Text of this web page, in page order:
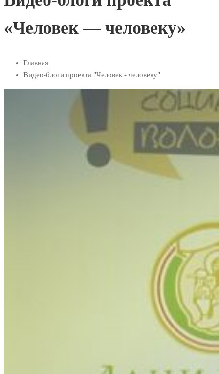
«Человек — человеку»
Главная
Видео-блоги проекта "Человек - человеку"